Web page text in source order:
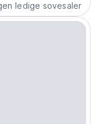
ledige sovesaler